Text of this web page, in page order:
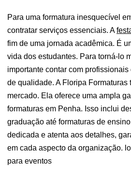
Para uma formatura inesquecível
contratar serviços essenciais. A
fim de uma jornada acadêmica. É
vida dos estudantes. Para torná-lo
importante contar com
de qualidade. A Floripa Formaturas
mercado. Ela oferece uma ampla
formaturas em Penha. Isso inclui
graduação até formaturas de
dedicada e atenta aos detalhes,
em cada aspecto da organização.
para eventos